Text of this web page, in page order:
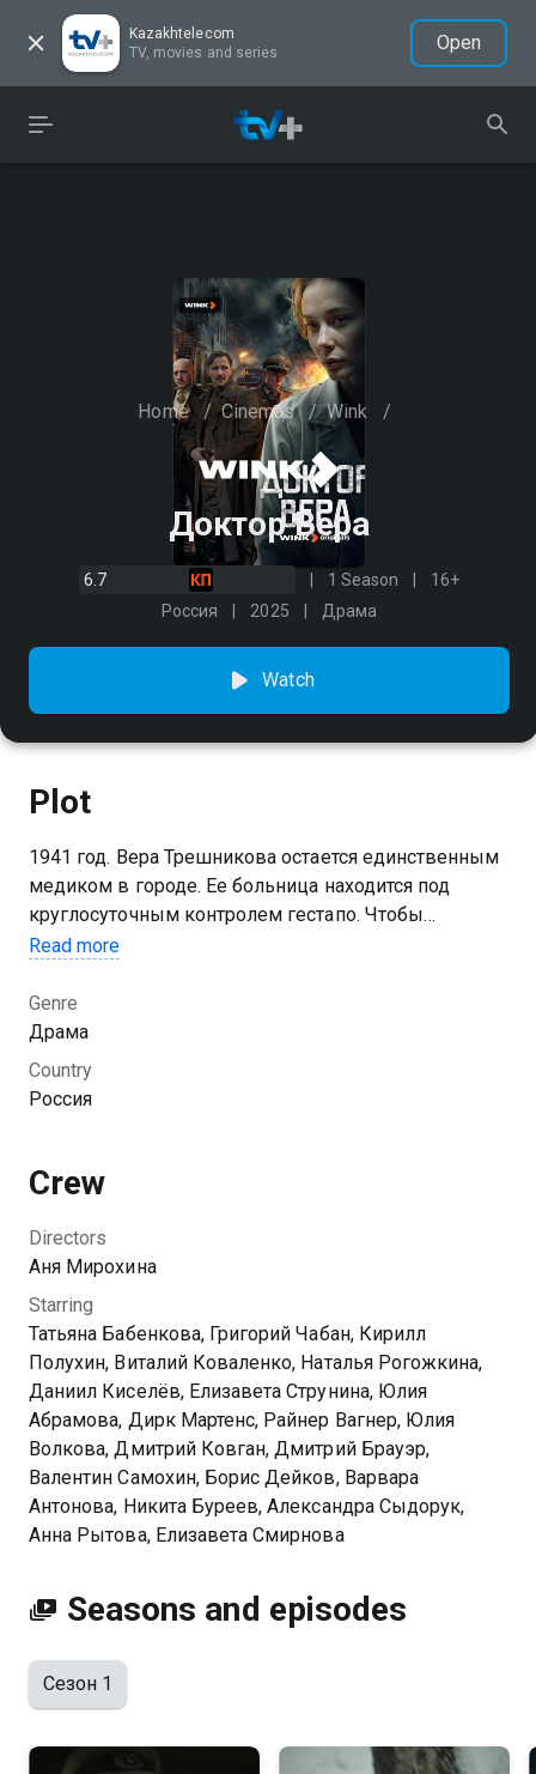
Kazakhtelecom
TV, movies and series
Open
Home / Cinemas / Wink /
Доктор Вера
6.7 1 Season
16+
Россия
2025 Драма
Watch
Plot
1941 год. Вера Трешникова остается единственным
медиком в городе. Ее больница находится под
круглосуточным контролем гестапо. Чтобы
продолжать выполнять свой врачебный долг, Вера
фашистами. Горожане осуждают ее, но не знают, что
в больнице девушка прячет центр партизанского
движения.
Read more
Genre
Драма
Country
Россия
Crew
Directors
Аня Мирохина
Starring
Татьяна Бабенкова, Григорий Чабан, Кирилл
Полухин, Виталий Коваленко, Наталья Рогожкина,
Даниил Киселёв, Елизавета Струнина, Юлия
Абрамова, Дирк Мартенс, Райнер Вагнер, Юлия
Волкова, Дмитрий Ковган, Дмитрий Брауэр,
Валентин Самохин, Борис Дейков, Варвара
Антонова, Никита Буреев, Александра Сыдорук,
Анна Рытова, Елизавета Смирнова
Seasons and episodes
Сезон 1